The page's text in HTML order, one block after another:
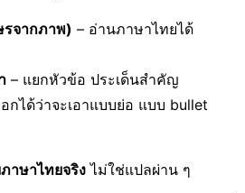
จากภาพ) – อ่านภาษาไทยได้
– แยกหัวข้อ ประเด็นสำคัญ
อกได้ว่าจะเอาแบบย่อ แบบ bullet
าษาไทยจริงไม่ใช่แปลผ่าน ๆ